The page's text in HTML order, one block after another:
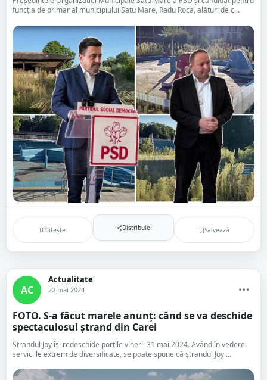
funcția de primar al municipiului Satu Mare, Radu Roca, alături de c...
Citește Distribuie Salvează
AC
Actualitate
22 mai 2024
FOTO. S-a făcut marele anunț: când se va deschide
spectaculosul ștrand din Carei
Ștrandul Joy își redeschide porțile vineri, 31 mai 2024. Având în vedere
serviciile extrem de diversificate, se poate spune că ștrandul Joy ...